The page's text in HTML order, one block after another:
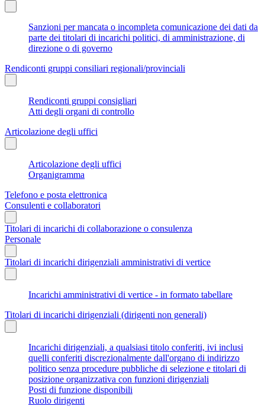
Sanzioni per mancata o incompleta comunicazione dei dati da
parte dei titolari di incarichi politici, di amministrazione, di
direzione o di governo
Rendiconti gruppi consiliari regionali/provinciali
Rendiconti gruppi consigliari
Atti degli organi di controllo
Articolazione degli uffici
Articolazione degli uffici
Organigramma
Telefono e posta elettronica
Consulenti e collaboratori
Titolari di incarichi di collaborazione o consulenza
Personale
Titolari di incarichi dirigenziali amministrativi di vertice
Incarichi amministrativi di vertice - in formato tabellare
Titolari di incarichi dirigenziali (dirigenti non generali)
Incarichi dirigenziali, a qualsiasi titolo conferiti, ivi inclusi
quelli conferiti discrezionalmente dall'organo di indirizzo
politico senza procedure pubbliche di selezione e titolari di
posizione organizzativa con funzioni dirigenziali
Posti di funzione disponibili
Ruolo dirigenti